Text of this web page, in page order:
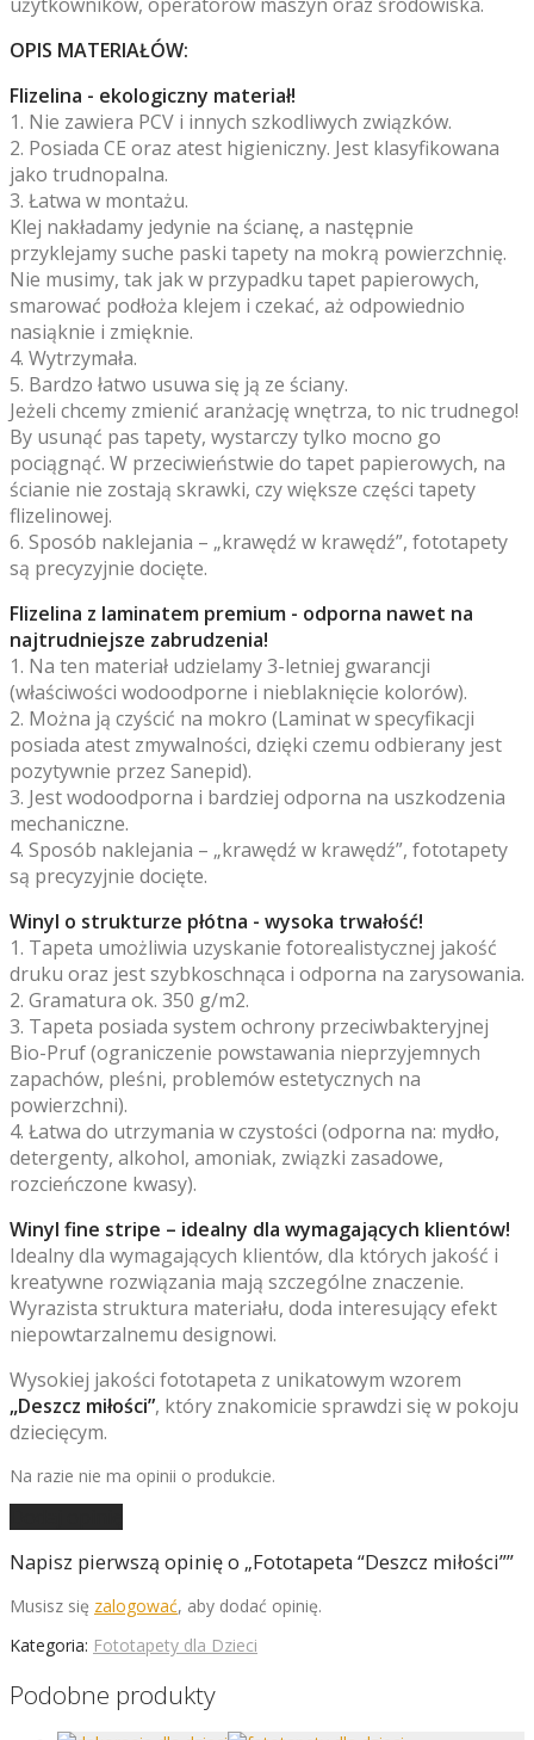
OPIS MATERIAŁÓW:
Flizelina - ekologiczny materiał!
1. Nie zawiera PCV i innych szkodliwych związków.
2. Posiada CE oraz atest higieniczny. Jest klasyfikowana
jako trudnopalna.
3. Łatwa w montażu.
Klej nakładamy jedynie na ścianę, a następnie
przyklejamy suche paski tapety na mokrą powierzchnię.
Nie musimy, tak jak w przypadku tapet papierowych,
smarować podłoża klejem i czekać, aż odpowiednio
nasiąknie i zmięknie.
4. Wytrzymała.
5. Bardzo łatwo usuwa się ją ze ściany.
Jeżeli chcemy zmienić aranżację wnętrza, to nic trudnego!
By usunąć pas tapety, wystarczy tylko mocno go
pociągnąć. W przeciwieństwie do tapet papierowych, na
ścianie nie zostają skrawki, czy większe części tapety
flizelinowej.
6. Sposób naklejania – „krawędź w krawędź”, fototapety
są precyzyjnie docięte.
Flizelina z laminatem premium - odporna nawet na
najtrudniejsze zabrudzenia!
1. Na ten materiał udzielamy 3-letniej gwarancji
(właściwości wodoodporne i nieblaknięcie kolorów).
2. Można ją czyścić na mokro (Laminat w specyfikacji
posiada atest zmywalności, dzięki czemu odbierany jest
pozytywnie przez Sanepid).
3. Jest wodoodporna i bardziej odporna na uszkodzenia
mechaniczne.
4. Sposób naklejania – „krawędź w krawędź”, fototapety
są precyzyjnie docięte.
Winyl o strukturze płótna - wysoka trwałość!
1. Tapeta umożliwia uzyskanie fotorealistycznej jakość
druku oraz jest szybkoschnąca i odporna na zarysowania.
2. Gramatura ok. 350 g/m2.
3. Tapeta posiada system ochrony przeciwbakteryjnej
Bio-Pruf (ograniczenie powstawania nieprzyjemnych
zapachów, pleśni, problemów estetycznych na
powierzchni).
4. Łatwa do utrzymania w czystości (odporna na: mydło,
detergenty, alkohol, amoniak, związki zasadowe,
rozcieńczone kwasy).
Winyl fine stripe – idealny dla wymagających klientów!
Idealny dla wymagających klientów, dla których jakość i
kreatywne rozwiązania mają szczególne znaczenie.
Wyrazista struktura materiału, doda interesujący efekt
niepowtarzalnemu designowi.
Wysokiej jakości fototapeta z unikatowym wzorem
„Deszcz miłości”, który znakomicie sprawdzi się w pokoju
dziecięcym.
Na razie nie ma opinii o produkcie.
Napisz pierwszą opinię o „Fototapeta “Deszcz miłości””
Musisz się zalogować, aby dodać opinię.
Kategoria: Fototapety dla Dzieci
Podobne produkty